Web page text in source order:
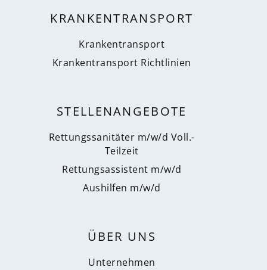
KRANKENTRANSPORT
Krankentransport
Krankentransport Richtlinien
STELLENANGEBOTE
Rettungssanitäter m/w/d Voll.-
Teilzeit
Rettungsassistent m/w/d
Aushilfen m/w/d
ÜBER UNS
Unternehmen